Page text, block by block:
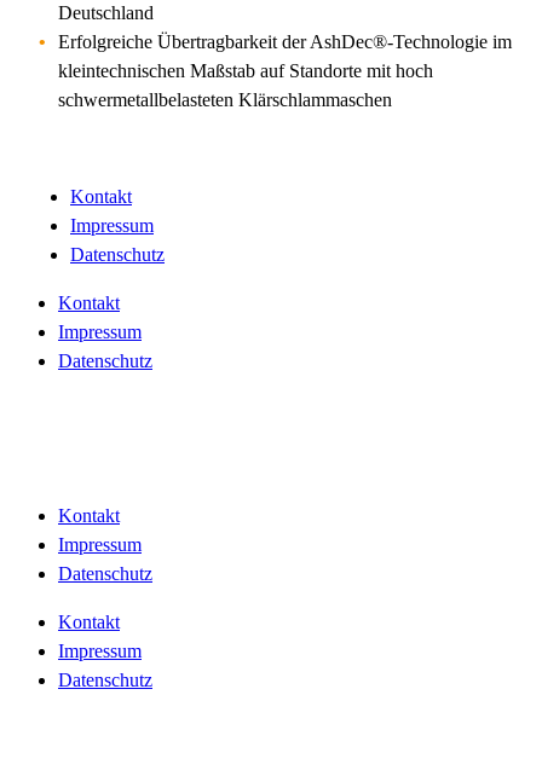
Deutschland
Erfolgreiche Übertragbarkeit der AshDec®-Technologie im
kleintechnischen Maßstab auf Standorte mit hoch
schwermetallbelasteten Klärschlammaschen
Kontakt
Impressum
Datenschutz
Kontakt
Impressum
Datenschutz
Kontakt
Impressum
Datenschutz
Kontakt
Impressum
Datenschutz